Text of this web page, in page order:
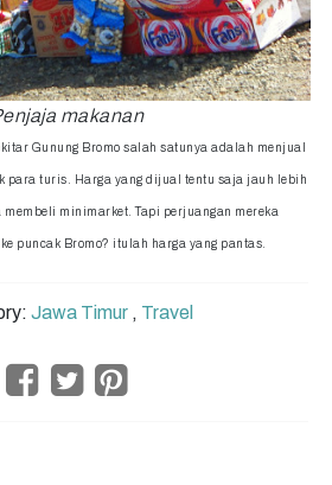
makanan
Gunung Bromo salah satunya adalah menjual
para turis. Harga yang dijual tentu saja jauh lebih
minimarket. Tapi perjuangan mereka
puncak Bromo? itulah harga yang pantas.
Jawa Timur , Travel